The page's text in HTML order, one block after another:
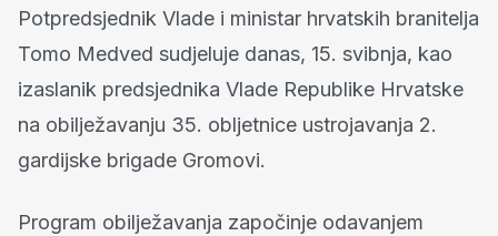
Potpredsjednik Vlade i ministar hrvatskih branitelja
Tomo Medved sudjeluje danas, 15. svibnja, kao
izaslanik predsjednika Vlade Republike Hrvatske
na obilježavanju 35. obljetnice ustrojavanja 2.
gardijske brigade Gromovi.
Program obilježavanja započinje odavanjem